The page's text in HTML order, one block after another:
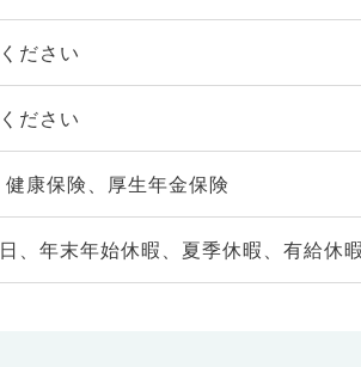
ださい
ださい
康保険、厚生年金保険
、年末年始休暇、夏季休暇、有給休